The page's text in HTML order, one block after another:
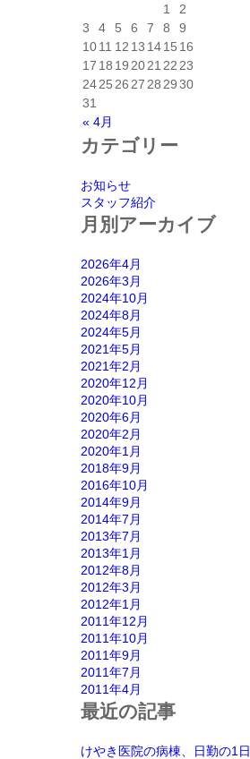
« 4月
1
2
3
4 5 6 7 8
9
1011 12 13 1415 16
17 18 19 2021 22 23
2425 26 27 28 2930
31
カテゴリー
お知らせ
スタッフ紹介
月別アーカイブ
2026年4月
2026年3月
2024年10月
2024年8月
2024年5月
2021年5月
2021年2月
2020年12月
2020年10月
2020年6月
2020年2月
2020年1月
2018年9月
2016年10月
2014年9月
2014年7月
2013年7月
2013年1月
2012年8月
2012年3月
2012年1月
2011年12月
2011年10月
2011年9月
2011年7月
2011年4月
最近の記事
けやき医院の病棟、日勤の1日